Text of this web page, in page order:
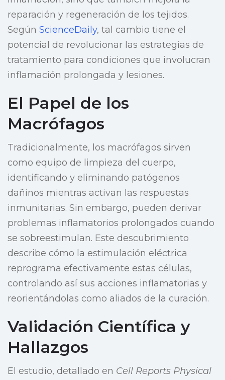
reparación y regeneración de los tejidos.
Según ScienceDaily, tal cambio tiene el
potencial de revolucionar las estrategias de
tratamiento para condiciones que involucran
inflamación prolongada y lesiones.
El Papel de los
Macrófagos
Tradicionalmente, los macrófagos sirven
como equipo de limpieza del cuerpo,
identificando y eliminando patógenos
dañinos mientras activan las respuestas
inmunitarias. Sin embargo, pueden derivar
problemas inflamatorios prolongados cuando
se sobreestimulan. Este descubrimiento
describe cómo la estimulación eléctrica
reprograma efectivamente estas células,
controlando así sus acciones inflamatorias y
reorientándolas como aliados de la curación.
Validación Científica y
Hallazgos
El estudio, detallado en Cell Reports Physical